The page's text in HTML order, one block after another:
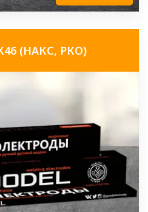
(НАКС, РКО)